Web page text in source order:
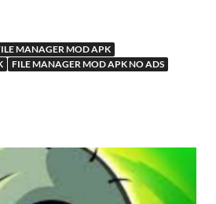
MANAGER MOD APK
FILE MANAGER MOD APK NO ADS